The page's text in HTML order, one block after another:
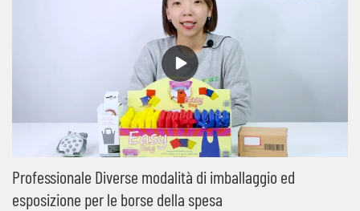
Professionale Diverse modalità di imballaggio ed
esposizione per le borse della spesa